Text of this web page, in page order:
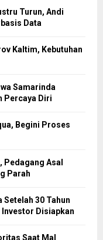
Turun, Andi
Data
Kaltim, Kebutuhan
Samarinda
Percaya Diri
Begini Proses
Pedagang Asal
Parah
30 Tahun
Disiapkan
Saat Mal